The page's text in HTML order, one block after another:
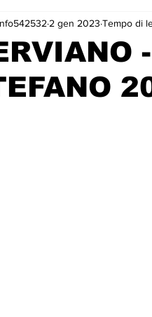
2 gen 2023 Tempo di